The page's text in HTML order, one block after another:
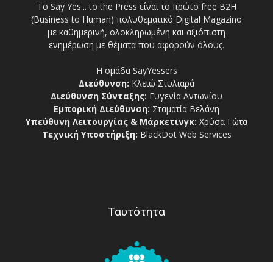
Το Say Yes... to the Press είναι το πρώτο free Β2Η
(Business to Human) πολυθεματικό Digital Magazino
με καθημερινή, ολοκληρωμένη και αξιόπιστη
ενημέρωση με θέματα που αφορούν όλους.
Η ομάδα SayYessers
Διεύθυνση: Κλειώ Στυλιαρά
Διεύθυνση Σύνταξης: Ευγενία Αντωνίου
Εμπορική Διεύθυνση: Σταματία Βελάνη
Υπεύθυνη Λειτουργίας & Μάρκετινγκ: Χρύσα Γώτα
Τεχνική Υποστήριξη: BlackDot Web Services
Ταυτότητα